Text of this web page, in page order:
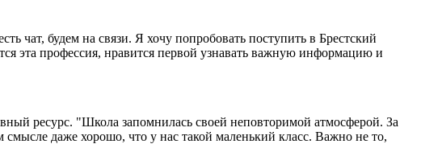
чат, будем на связи. Я хочу попробовать поступить в Брестский
эта профессия, нравится первой узнавать важную информацию и
ресурс. "Школа запомнилась своей неповторимой атмосферой. За
даже хорошо, что у нас такой маленький класс. Важно не то,